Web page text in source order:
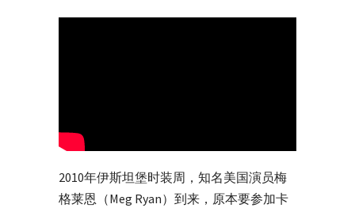
2010年伊斯坦堡时装周，知名美国演员梅
格莱恩（Meg Ryan）到来，原本要参加卡